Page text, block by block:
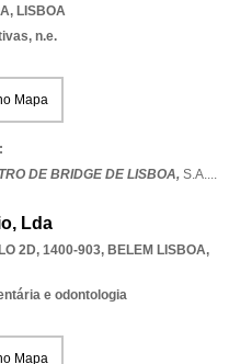
, LISBOA
n.e.
Mapa
DE BRIDGE DE LISBOA, S.A....
Lda
2D, 1400-903, BELEM LISBOA,
e odontologia
Mapa